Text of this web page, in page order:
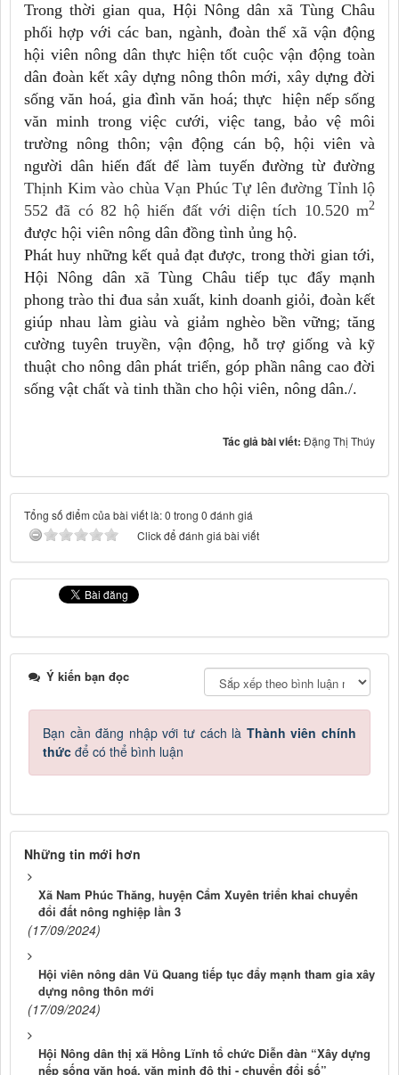
Trong thời gian qua, Hội Nông dân xã Tùng Châu
phối hợp với các ban, ngành, đoàn thể xã vận động
hội viên nông dân thực hiện tốt cuộc vận động toàn
dân đoàn kết xây dựng nông thôn mới, xây dựng đời
sống văn hoá, gia đình văn hoá; thực hiện nếp sống
văn minh trong việc cưới, việc tang, bảo vệ môi
trường nông thôn; vận động cán bộ, hội viên và
người dân hiến đất để làm tuyến đường từ đường
Thịnh Kim vào chùa Vạn Phúc Tự lên đường Tỉnh lộ
552 đã có 82 hộ hiến đất với diện tích 10.520 m2
được hội viên nông dân đồng tình ủng hộ.
Phát huy những kết quả đạt được, trong thời gian tới,
Hội Nông dân xã Tùng Châu tiếp tục đẩy mạnh
phong trào thi đua sản xuất, kinh doanh giỏi, đoàn kết
giúp nhau làm giàu và giảm nghèo bền vững; tăng
cường tuyên truyền, vận động, hỗ trợ giống và kỹ
thuật cho nông dân phát triển, góp phần nâng cao đời
sống vật chất và tinh thần cho hội viên, nông dân./.
Tác giả bài viết: Đặng Thị Thúy
Tổng số điểm của bài viết là: 0 trong 0 đánh giá
Click để đánh giá bài viết
Ý kiến bạn đọc
Bạn cần đăng nhập với tư cách là Thành viên chính
thức để có thể bình luận
Những tin mới hơn
Xã Nam Phúc Thăng, huyện Cẩm Xuyên triển khai chuyển
đổi đất nông nghiệp lần 3
(17/09/2024)
Hội viên nông dân Vũ Quang tiếp tục đẩy mạnh tham gia xây
dựng nông thôn mới
(17/09/2024)
Hội Nông dân thị xã Hồng Lĩnh tổ chức Diễn đàn “Xây dựng
nếp sống văn hoá, văn minh đô thị - chuyển đổi số”